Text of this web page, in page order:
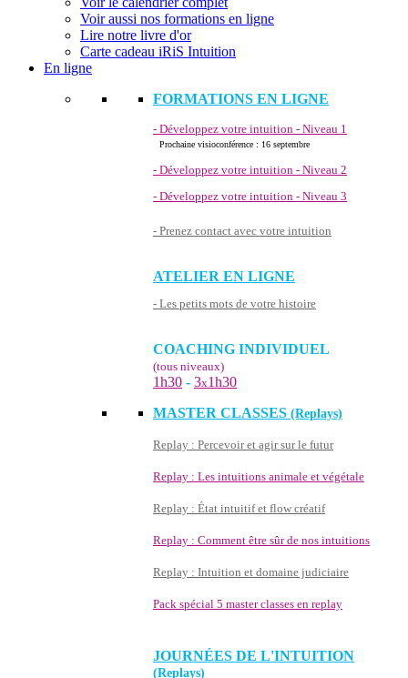
Voir aussi nos formations en ligne
Lire notre livre d'or
Carte cadeau iRiS Intuition
En ligne
FORMATIONS EN LIGNE
- Développez votre intuition - Niveau 1
Prochaine visioconférence : 16 septembre
- Développez votre intuition - Niveau 2
- Développez votre intuition - Niveau 3
- Prenez contact avec votre intuition
ATELIER EN LIGNE
- Les petits mots de votre histoire
COACHING INDIVIDUEL
(tous niveaux)
1h30 - 3x1h30
MASTER CLASSES (Replays)
Replay : Percevoir et agir sur le futur
Replay : Les intuitions animale et végétale
Replay : État intuitif et flow créatif
Replay : Comment être sûr de nos intuitions
Replay : Intuition et domaine judiciaire
Pack spécial 5 master classes en replay
JOURNÉES DE L'INTUITION
(Replays)